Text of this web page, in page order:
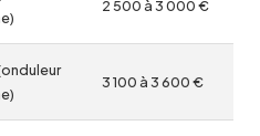
2 500 à 3 000 €
3 100 à 3 600 €